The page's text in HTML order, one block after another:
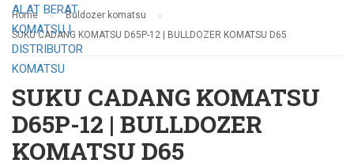
Home
Buldozer komatsu
SUKU CADANG KOMATSU D65P-12 | BULLDOZER KOMATSU D65
SUKU CADANG KOMATSU
D65P-12 | BULLDOZER
KOMATSU D65